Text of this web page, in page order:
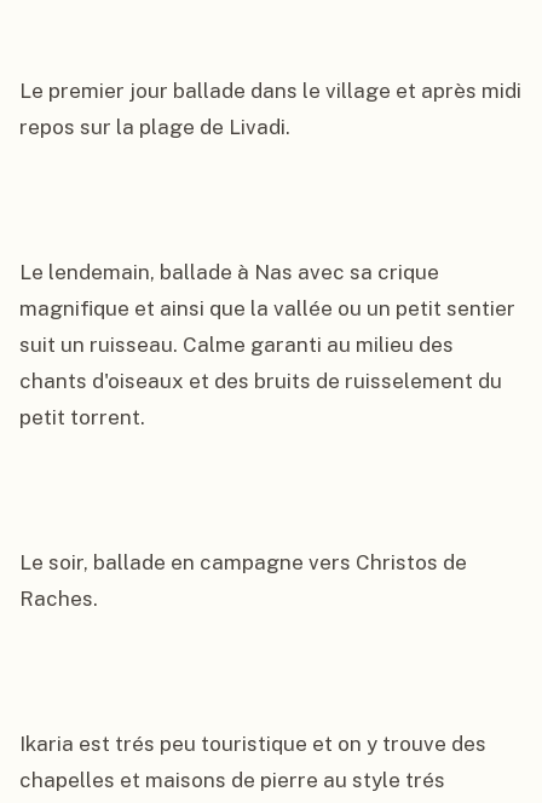
Le premier jour ballade dans le village et après midi
repos sur la plage de Livadi.
Le lendemain, ballade à Nas avec sa crique
magnifique et ainsi que la vallée ou un petit sentier
suit un ruisseau. Calme garanti au milieu des
chants d'oiseaux et des bruits de ruisselement du
petit torrent.
Le soir, ballade en campagne vers Christos de
Raches.
Ikaria est trés peu touristique et on y trouve des
chapelles et maisons de pierre au style trés